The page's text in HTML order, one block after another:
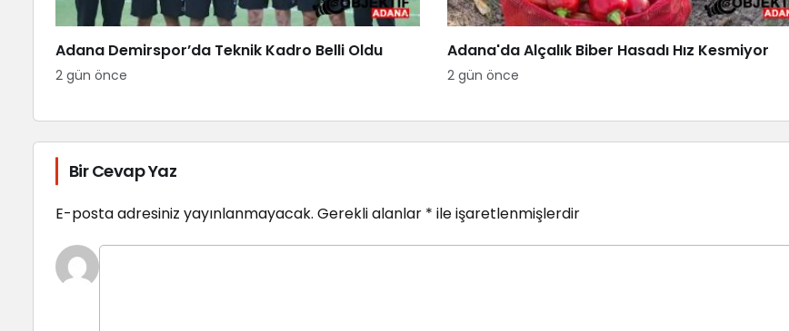
Adana Demirspor’da Teknik Kadro Belli Oldu
2 gün önce
Adana'da Alçalık Biber Hasadı Hız Kesmiyor
2 gün önce
Bir Cevap Yaz
E-posta adresiniz yayınlanmayacak. Gerekli alanlar * ile işaretlenmişlerdir